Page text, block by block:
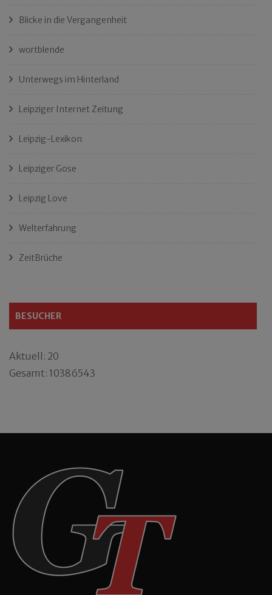
Blicke in die Vergangenheit
wortblende
Unterwegs im Hinterland
Leipziger Internet Zeitung
Leipzig-Lexikon
Leipziger Gose
Leipzig Love
Welterfahrung
ZeitBrüche
BESUCHER
Aktuell: 20
Gesamt: 10386543